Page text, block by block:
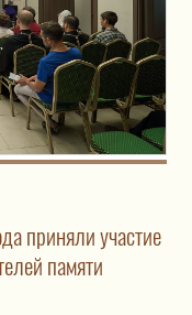
приняли участие
памяти